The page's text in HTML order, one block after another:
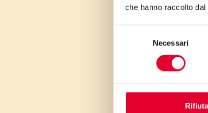
che hanno raccolto
Necessari
Rifiuta